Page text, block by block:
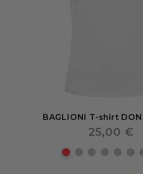
BAGLIONI T-shirt
25,00 €